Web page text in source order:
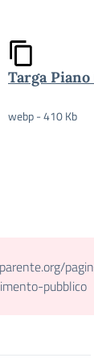
Targa
webp - 410 Kb
pubblico